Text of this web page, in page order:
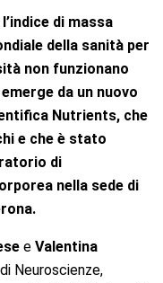
di massa
della sanità per
non funzionano
da un nuovo
Nutrients, che
e che è stato
di
nella sede di
e Valentina
Neuroscienze,